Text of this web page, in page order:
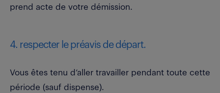
prend acte de votre démission.
4. respecter le préavis de départ.
Vous êtes tenu d’aller travailler pendant toute cette
période (sauf dispense).